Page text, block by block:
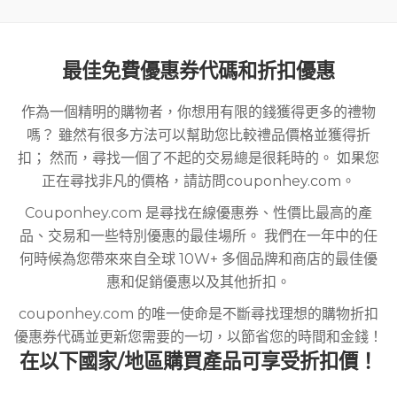
最佳免費優惠券代碼和折扣優惠
作為一個精明的購物者，你想用有限的錢獲得更多的禮物
嗎？ 雖然有很多方法可以幫助您比較禮品價格並獲得折
扣； 然而，尋找一個了不起的交易總是很耗時的。 如果您
正在尋找非凡的價格，請訪問couponhey.com。
Couponhey.com 是尋找在線優惠券、性價比最高的產
品、交易和一些特別優惠的最佳場所。 我們在一年中的任
何時候為您帶來來自全球 10W+ 多個品牌和商店的最佳優
惠和促銷優惠以及其他折扣。
couponhey.com 的唯一使命是不斷尋找理想的購物折扣
優惠券代碼並更新您需要的一切，以節省您的時間和金錢！
在以下國家/地區購買產品可享受折扣價！